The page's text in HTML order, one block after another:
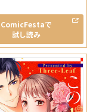
ComicFestaで
試し読み